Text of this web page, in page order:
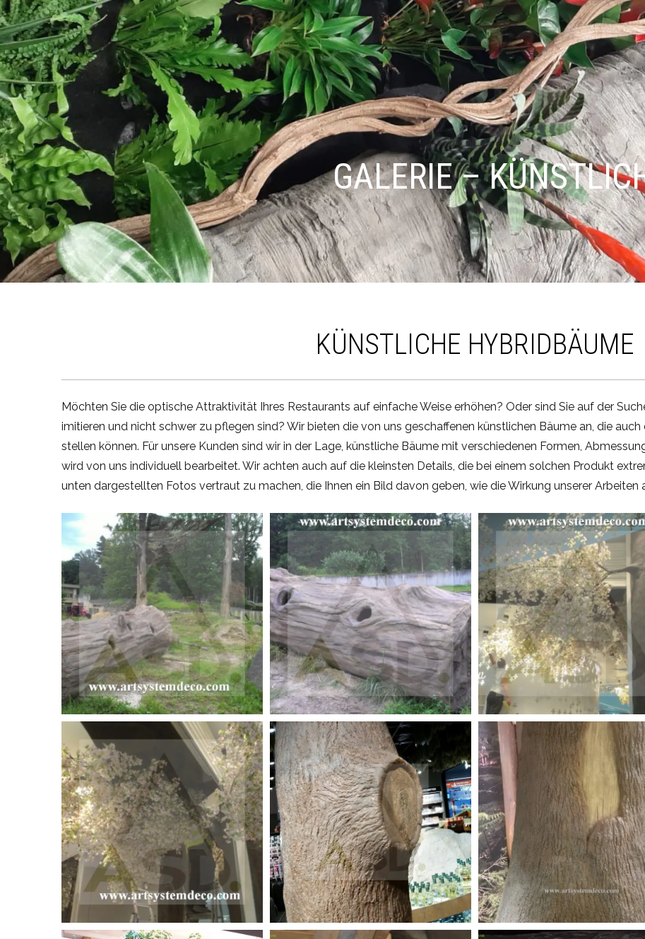
GALERIE –
KÜNSTLICHE HYBRIDBÄUME
Möchten Sie die optische Attraktivität Ihres Restaurants auf einfache Weise erhöhen? Oder sind Sie auf der
imitieren und nicht schwer zu pflegen sind? Wir bieten die von uns geschaffenen künstlichen Bäume an, die
stellen können. Für unsere Kunden sind wir in der Lage, künstliche Bäume mit verschiedenen Formen,
wird von uns individuell bearbeitet. Wir achten auch auf die kleinsten Details, die bei einem solchen Produkt
unten dargestellten Fotos vertraut zu machen, die Ihnen ein Bild davon geben, wie die Wirkung unserer Arbeiten